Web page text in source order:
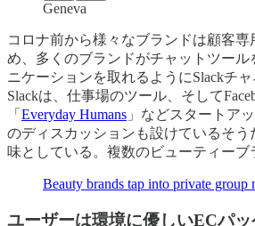
Geneva
コロナ前から様々なブランドは顧客
め、多くのブランドがチャットツー
ニケーションを取れるようにSlackチ
Slackは、仕事場のツール、そして
「 Everyday Humans 」などスタートア
のディスカッションも設けているそう
味としている。複数のビューティーブ
Beauty brands tap into private group
ユーザーは環境に優しいECパ